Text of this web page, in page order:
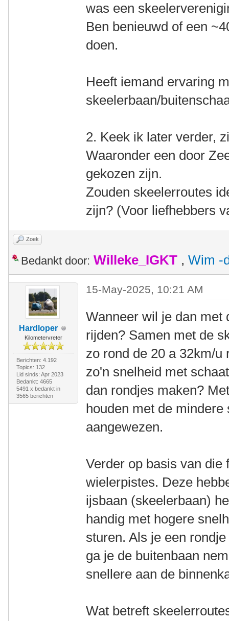
was een
Ben benieuwd of een
doen.
Heeft iemand ervaring
skeelerbaan/
2. Keek ik later verder,
Waaronder een door
gekozen zijn.
Zouden skeelerroutes
zijn? (Voor liefhebbers
Zoek
Bedankt door: Willeke_IGKT , Wim -
Hardloper
Kilometervreter
Berichten: 4.192
Topics: 132
Lid sinds: Apr 2023
Bedankt: 4665
5491 x bedankt in
3565 berichten
15-May-2025, 10:21 AM
Wanneer wil je dan met
rijden? Samen met de
zo rond de 20 a 32km/
zo'n snelheid met
dan rondjes maken?
houden met de
aangewezen.
Verder op basis van
wielerpistes. Deze
ijsbaan (skeelerbaan)
handig met hogere
sturen. Als je een
ga je de buitenbaan
snellere aan de
Wat betreft